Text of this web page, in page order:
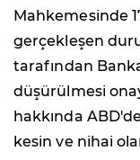
Mahkemesinde
gerçekleşen
tarafından
düşürülmesi
hakkında
kesin ve nihai